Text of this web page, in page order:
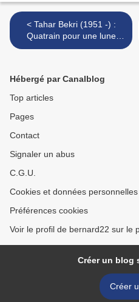
< Tahar Bekri (1951 -) :
Quatrain pour une lune
désespérée
Hébergé par Canalblog
Top articles
Pages
Contact
Signaler un abus
C.G.U.
Cookies et données personnelles
Préférences cookies
Voir le profil de bernard22 sur le
Créer un blog
Créer